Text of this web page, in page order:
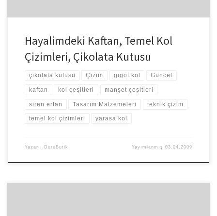
Hayalimdeki Kaftan, Temel Kol
Çizimleri, Çikolata Kutusu
çikolata kutusu Çizim gigot kol Güncel
kaftan kol çeşitleri manşet çeşitleri
siren ertan Tasarım Malzemeleri teknik çizim
temel kol çizimleri yarasa kol
Yazarı: DuruButik Yayımlanmış03.04.2009